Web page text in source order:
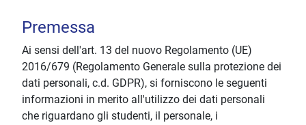
Premessa
Ai sensi dell'art. 13 del nuovo Regolamento (UE)
2016/679 (Regolamento Generale sulla protezione dei
dati personali, c.d. GDPR), si forniscono le seguenti
informazioni in merito all'utilizzo dei dati personali
che riguardano gli studenti, il personale, i